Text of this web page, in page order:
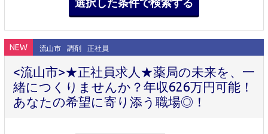
NEW 流山市 調剤 正社員
<流山市>★正社員求人★薬局の未来を、一
緒につくりませんか？年収626万円可能！
あなたの希望に寄り添う職場◎！